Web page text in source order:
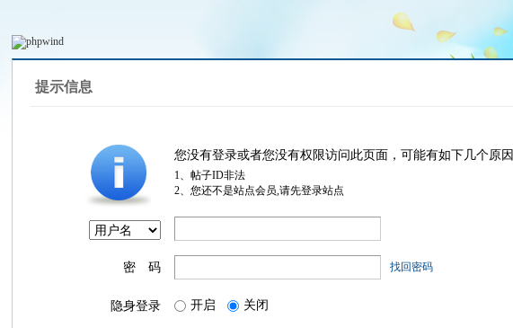
提示信息
您没有登录或者您没有权限访问此页面，可能有如下几个原因
1、帖子ID非法
2、您还不是站点会员,请先登录站点
密 码 找回密码
隐身登录 开启 关闭